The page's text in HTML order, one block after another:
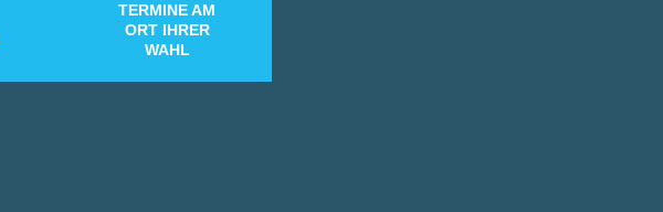
TERMINE AM
ORT IHRER
WAHL